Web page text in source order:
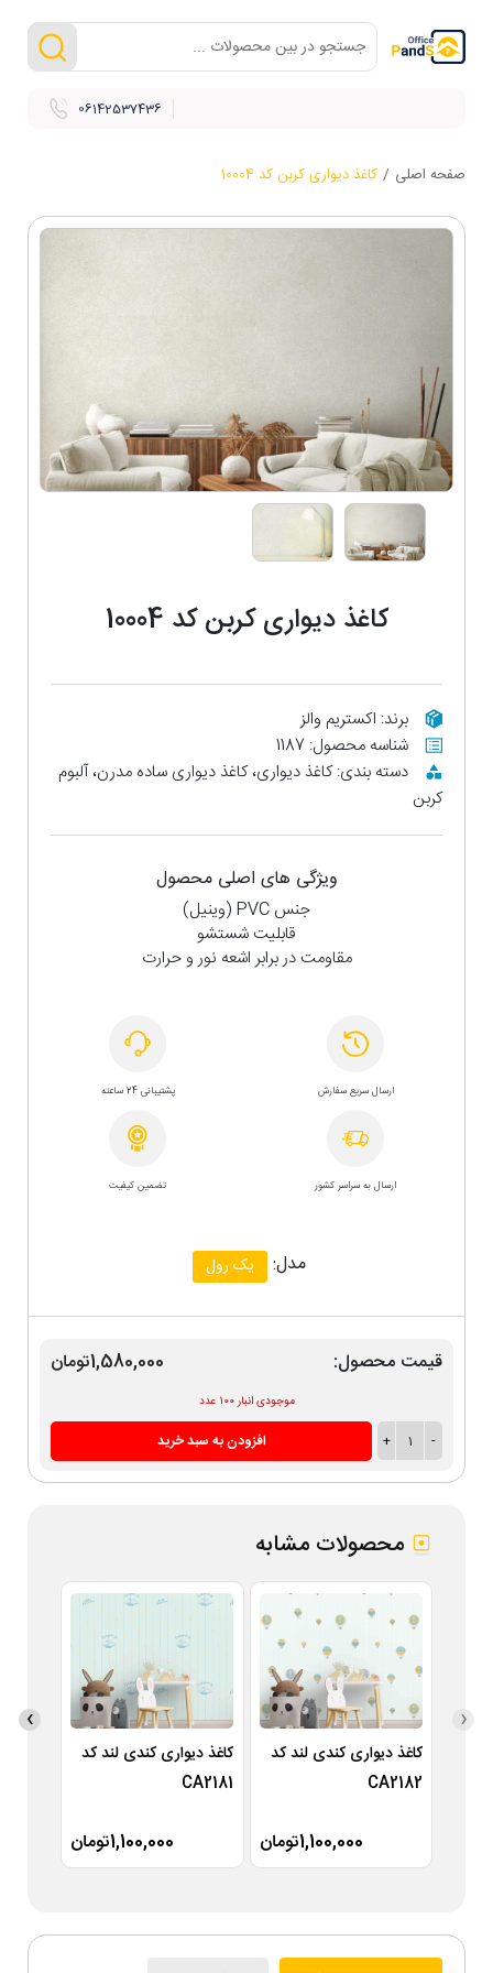
06142537436
صفحه اصلی / کاغذ دیواری کربن کد 10004
کاغذ دیواری کربن کد 10004
برند: اکستریم والز
شناسه محصول: 1187
دسته بندی: کاغذ دیواری، کاغذ دیواری ساده مدرن، آلبوم
کربن
ویژگی های اصلی محصول
جنس PVC (وینیل)
قابلیت شستشو
مقاومت در برابر اشعه نور و حرارت
ارسال سریع سفارش پشتیبانی 24 ساعته
ارسال به سراسر کشور تضمین کیفیت
مدل: یک رول
قیمت محصول: 1,580,000تومان
موجودی انبار 100 عدد
-
1
+ افزودن به سبد خرید
محصولات مشابه
کاغذ دیواری کندی لند کد
CA2182
1,100,000تومان
کاغذ دیواری کندی لند کد
CA2181
1,100,000تومان
‹
›